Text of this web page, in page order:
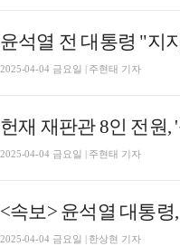
윤석열 전 대통령 "지
2025-04-04 금요일 | 주현태 기자
헌재 재판관 8인 전원,
2025-04-04 금요일 | 주현태 기자
<속보> 윤석열 대통
2025-04-04 금요일 | 한상현 기자